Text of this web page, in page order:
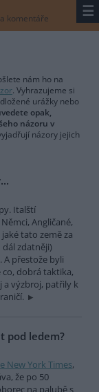
komentáře ☰
nám ho na
. Vyhrazujeme si
urážky nebo
opak,
názoru v
názory jejich
Italští
Angličané,
tato země za
zdatněji)
A přestože byli
co, dobrá taktika,
a výzbroj, patřily k
pod ledem?
New York Times,
že po 50
na palubě s